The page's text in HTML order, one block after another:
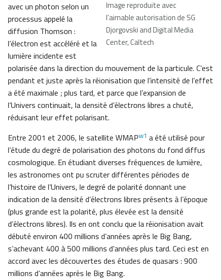
Image reproduite avec
l’aimable autorisation de SG
Djorgovski and Digital Media
Center, Caltech
avec un photon selon un
processus appelé la
diffusion Thomson :
l’électron est accéléré et la
lumière incidente est
polarisée dans la direction du mouvement de la particule. C’est
pendant et juste après la réionisation que l’intensité de l’effet
a été maximale ; plus tard, et parce que l’expansion de
l’Univers continuait, la densité d’électrons libres a chuté,
réduisant leur effet polarisant.
Entre 2001 et 2006, le satellite WMAPw1 a été utilisé pour
l’étude du degré de polarisation des photons du fond diffus
cosmologique. En étudiant diverses fréquences de lumière,
les astronomes ont pu scruter différentes périodes de
l’histoire de l’Univers, le degré de polarité donnant une
indication de la densité d’électrons libres présents à l’époque
(plus grande est la polarité, plus élevée est la densité
d’électrons libres). Ils en ont conclu que la réionisation avait
débuté environ 400 millions d’années après le Big Bang,
s’achevant 400 à 500 millions d’années plus tard. Ceci est en
accord avec les découvertes des études de quasars : 900
millions d’années après le Big Bang.